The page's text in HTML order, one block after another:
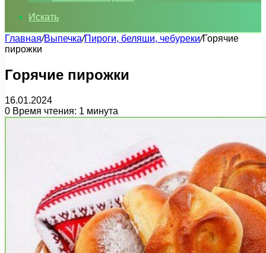
Искать
Главная/Выпечка/Пироги, беляши, чебуреки/Горячие
пирожки
Горячие пирожки
16.01.2024
0 Время чтения: 1 минута